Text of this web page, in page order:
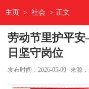
主页 > 社会 > 正文
劳动节里护平
日坚守岗位
发布时间：2026-05-09 来源